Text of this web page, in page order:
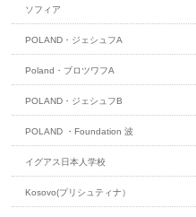
ソフィア
POLAND・ジェシュフA
Poland・ブロツワフA
POLAND・ジェシュフB
POLAND ・Foundation 波
イグアス日本人学校
Kosovo(プリシュティナ）